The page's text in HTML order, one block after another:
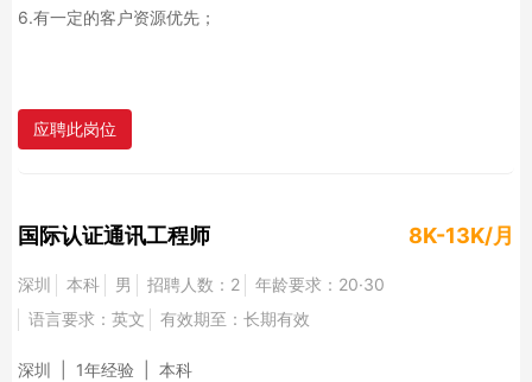
6.有一定的客户资源优先；
应聘此岗位
国际认证通讯工程师 8K-13K/月
深圳 本科 男 招聘人数：2
年龄要求：20·30
语言要求：英文
有效期至：长期有效
深圳 | 1年经验 | 本科